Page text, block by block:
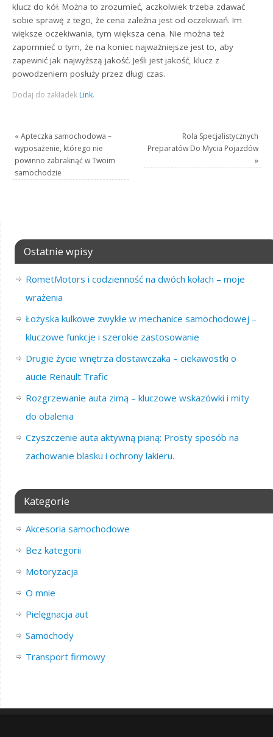
klucz do kół. Można to zrozumieć, aczkolwiek trzeba zdawać
sobie sprawę z tego, że cena zależna jest od oczekiwań. Im
większe oczekiwania, tym większa cena. Nie można też
zapomnieć o tym, że na koniec najważniejsze jest to, aby
zapewnić jak najwyższą jakość. Jeśli jest jakość, klucz z
powodzeniem posłuży przez długi czas.
Dodaj do zakładek Link.
« Apteczka samochodowa –
wyposażenie, którego nie
powinno zabraknąć w Twoim
samochodzie
Rola Specjalistycznych
Preparatów Do Mycia Pojazdów
»
Ostatnie wpisy
RometMotors i codzienność na dwóch kołach – moje
wrażenia
Łożyska kulkowe zwykłe w mechanice samochodowej –
kluczowe funkcje i szerokie zastosowanie
Drugie życie wnętrza dostawczaka – ciekawostki o
aucie Renault Trafic
Rozgrzewanie auta zimą – kluczowe wskazówki i mity
do obalenia
Czyszczenie auta aktywną pianą: Prosty sposób na
zachowanie blasku i ochrony lakieru.
Kategorie
Akcesoria samochodowe
Bez kategorii
Motoryzacja
O mnie
Pielęgnacja aut
Samochody
Transport firmowy